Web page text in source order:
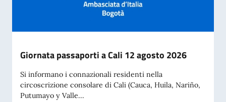
Giornata passaporti a Cali 12 agosto 2026
Si informano i connazionali residenti nella
circoscrizione consolare di Cali (Cauca, Huila, Nariño,
Putumayo y Valle...